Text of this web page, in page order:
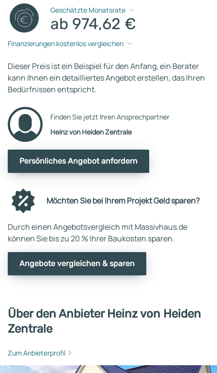
Geschätzte Monatsrate
ab 974,62 €
Finanzierungen kostenlos vergleichen
Dieser Preis ist ein Beispiel für den Anfang, ein Berater
kann Ihnen ein detailliertes Angebot erstellen, das Ihren
Bedürfnissen entspricht.
Finden Sie jetzt Ihren Ansprechpartner
Heinz von Heiden Zentrale
Persönliches Angebot anfordern
Möchten Sie bei Ihrem Projekt Geld sparen?
Durch einen Angebotsvergleich mit Massivhaus.de
können Sie bis zu 20 % Ihrer Baukosten sparen.
Angebote vergleichen & sparen
Über den Anbieter Heinz von Heiden
Zentrale
Zum Anbieterprofil